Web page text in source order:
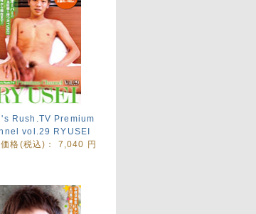
Rush.TV Premium
vol.29 RYUSEI
格(税込)： 7,040 円